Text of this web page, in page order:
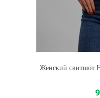
Женский свитшот